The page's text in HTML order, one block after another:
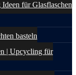
für Glasflaschen
basteln
| Upcycling für